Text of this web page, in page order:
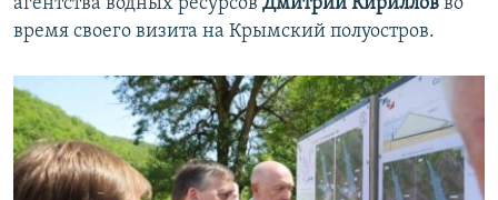
агентства водных ресурсов Дмитрий Кириллов во
время своего визита на Крымский полуостров.